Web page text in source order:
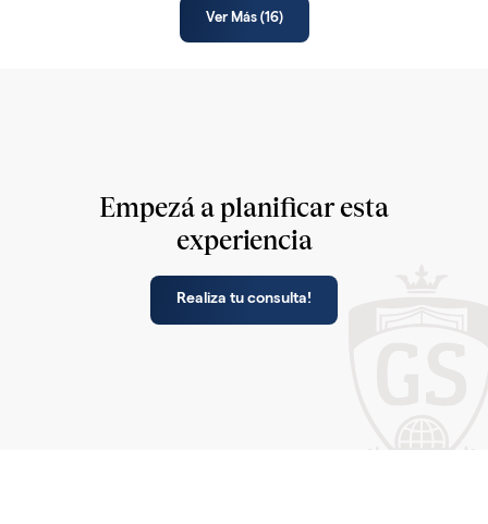
Ver Más (16)
Empezá a planificar esta
experiencia
Realiza tu consulta!